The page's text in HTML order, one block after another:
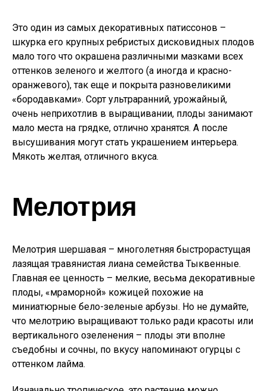
Это один из самых декоративных патиссонов –
шкурка его крупных ребристых дисковидных плодов
мало того что окрашена различными мазками всех
оттенков зеленого и желтого (а иногда и красно-
оранжевого), так еще и покрыта разновеликими
«бородавками». Сорт ультраранний, урожайный,
очень неприхотлив в выращивании, плоды занимают
мало места на грядке, отлично хранятся. А после
высушивания могут стать украшением интерьера.
Мякоть желтая, отличного вкуса.
Мелотрия
Мелотрия шершавая – многолетняя быстрорастущая
лазящая травянистая лиана семейства Тыквенные.
Главная ее ценность – мелкие, весьма декоративные
плоды, «мраморной» кожицей похожие на
миниатюрные бело-зеленые арбузы. Но не думайте,
что мелотрию выращивают только ради красоты или
вертикального озеленения – плоды эти вполне
съедобны и сочны, по вкусу напоминают огурцы с
оттенком лайма.